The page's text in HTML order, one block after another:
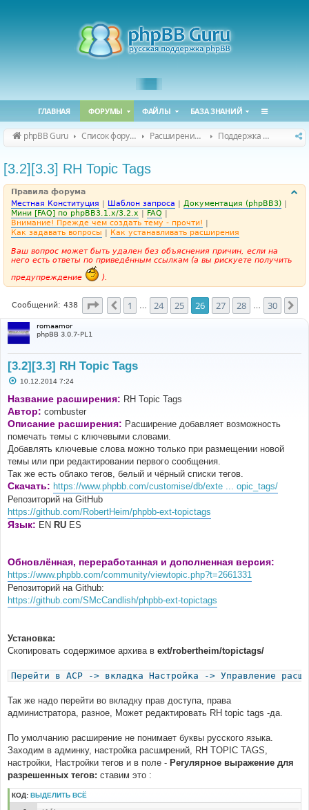
ГЛАВНАЯ ФОРУМЫ ФАЙЛЫ БАЗА ЗНАНИЙ
phpBB Guru Список форумов Расширения phpBB Поддержка расширений для phpBB
[3.2][3.3] RH Topic Tags
Правила форума
Местная Конституция | Шаблон запроса | Документация (phpBB3) |
Мини [FAQ] по phpBB3.1.x/3.2.x | FAQ |
Внимание! Прежде чем создать тему - прочти! |
Как задавать вопросы | Как устанавливать расширения
Ваш вопрос может быть удален без объяснения причин, если на
него есть ответы по приведённым ссылкам (а вы рискуете получить
предупреждение
).
Сообщений: 438 Страница26 из 30
Пред.
1 24 25 26 27 28 30
romaamor
phpBB 3.0.7-PL1
[3.2][3.3] RH Topic Tags
С
о
б
щ
е
н
и
е
10.12.2014 7:24
Название расширения: RH Topic Tags
Автор: combuster
Описание расширения: Расширение добавляет возможность
помечать темы с ключевыми словами.
Добавлять ключевые слова можно только при размещении новой
темы или при редактировании первого сообщения.
Так же есть облако тегов, белый и чёрный списки тегов.
Скачать: https://www.phpbb.com/customise/db/exte ... opic_tags/
Репозиторий на GitHub
https://github.com/RobertHeim/phpbb-ext-topictags
Язык: EN RU ES
Обновлённая, переработанная и дополненная версия:
https://www.phpbb.com/community/viewtopic.php?t=2661331
Репозиторий на Github:
https://github.com/SMcCandlish/phpbb-ext-topictags
Установка:
Скопировать содержимое архива в ext/robertheim/topictags/
Перейти в ACP -> вкладка Настройка -> Управление
Так же надо перейти во вкладку прав доступа, права
администратора, разное, Может редактировать RH topic tags -да.
По умолчанию расширение не понимает буквы русского языка.
Заходим в админку, настройка расширений, RH TOPIC TAGS,
настройки, Настройки тегов и в поле - Регулярное выражение для
разрешенных тегов: ставим это :
КОД: ВЫДЕЛИТЬ ВСЁ